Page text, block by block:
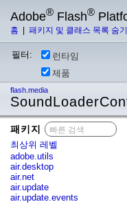
Adobe® Flash®
홈 패키지 및 클래스 목록 숨기
필터: 런타임
제품
flash.media
패키지
최상위 레벨
adobe.utils
air.desktop
air.net
air.update
air.update.events